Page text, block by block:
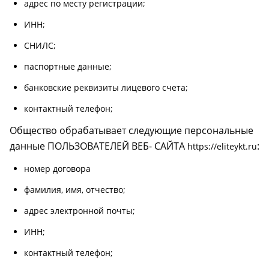
адрес по месту регистрации;
ИНН;
СНИЛС;
паспортные данные;
банковские реквизиты лицевого счета;
контактный телефон;
Общество обрабатывает следующие персональные
данные ПОЛЬЗОВАТЕЛЕЙ ВЕБ- САЙТА https://eliteykt.ru:
номер договора
фамилия, имя, отчество;
адрес электронной почты;
ИНН;
контактный телефон;